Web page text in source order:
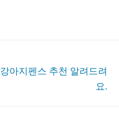
강아지펜스 추천 알려드려
요.